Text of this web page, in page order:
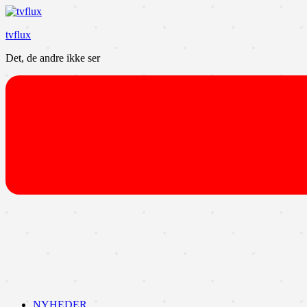
Videre
indhold
tvflux
Det, de andre ikke ser
NYHEDER